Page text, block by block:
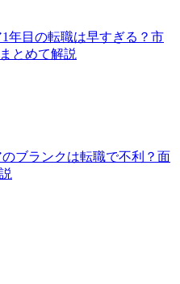
年目の転職は早すぎる？市
とめて解説
ブランクは転職で不利？面